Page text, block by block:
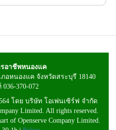
อาชีพหนองแค
อหนองแค จังหวัดสระบุรี 18140
370-072
โดย บริษัท โอเพ่นเซิร์ฟ จำกัด
Limited. All rights reserved.
of Openserve Company Limited.